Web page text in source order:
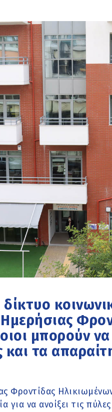
δίκτυο
μπορούν
τα
Φροντίδας
για να ανοίξει τις